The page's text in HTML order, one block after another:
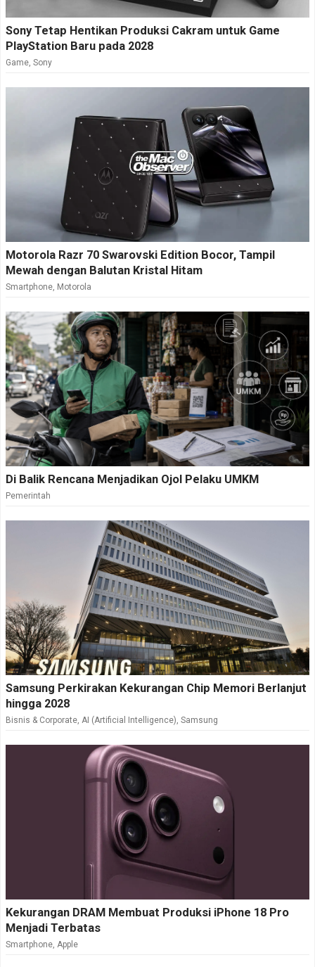
Sony Tetap Hentikan Produksi Cakram untuk Game
PlayStation Baru pada 2028
Game Sony
Motorola Razr 70 Swarovski Edition Bocor, Tampil
Mewah dengan Balutan Kristal Hitam
Smartphone Motorola
Di Balik Rencana Menjadikan Ojol Pelaku UMKM
Pemerintah
Samsung Perkirakan Kekurangan Chip Memori Berlanjut
hingga 2028
Bisnis & Corporate AI (Artificial Intelligence) Samsung
Kekurangan DRAM Membuat Produksi iPhone 18 Pro
Menjadi Terbatas
Smartphone Apple